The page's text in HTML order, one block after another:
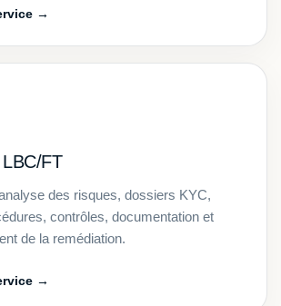
→
FT
des risques, dossiers KYC,
contrôles, documentation et
de la remédiation.
→